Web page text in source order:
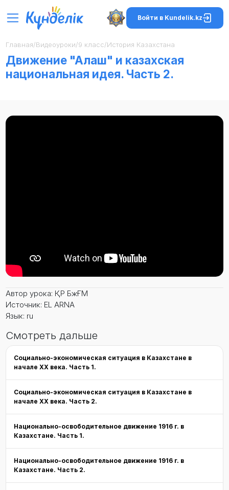
Войти в Kundelik.kz
Главная/Видеоуроки/9 класс/История Казахстана
Движение "Алаш" и казахская
национальная идея. Часть 2.
Автор урока: ҚР БжҒМ
Источник: EL ARNA
Язык: ru
Смотреть дальше
Социально-экономическая ситуация в Казахстане в
начале XX века. Часть 1.
Социально-экономическая ситуация в Казахстане в
начале XX века. Часть 2.
Национально-освободительное движение 1916 г. в
Казахстане. Часть 1.
Национально-освободительное движение 1916 г. в
Казахстане. Часть 2.